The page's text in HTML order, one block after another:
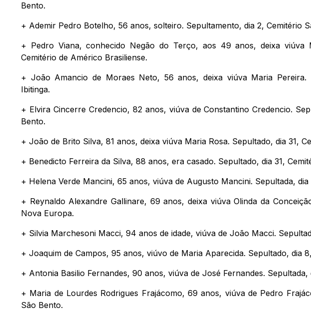
Bento.
+ Ademir Pedro Botelho, 56 anos, solteiro. Sepultamento, dia 2, Cemitério
+ Pedro Viana, conhecido Negão do Terço, aos 49 anos, deixa viúva
Cemitério de Américo Brasiliense.
+ João Amancio de Moraes Neto, 56 anos, deixa viúva Maria Pereira.
Ibitinga.
+ Elvira Cincerre Credencio, 82 anos, viúva de Constantino Credencio.
Bento.
+ João de Brito Silva, 81 anos, deixa viúva Maria Rosa. Sepultado, dia 31,
+ Benedicto Ferreira da Silva, 88 anos, era casado. Sepultado, dia 31,
+ Helena Verde Mancini, 65 anos, viúva de Augusto Mancini. Sepultada, dia
+ Reynaldo Alexandre Gallinare, 69 anos, deixa viúva Olinda da
Nova Europa.
+ Silvia Marchesoni Macci, 94 anos de idade, viúva de João Macci.
+ Joaquim de Campos, 95 anos, viúvo de Maria Aparecida. Sepultado, dia
+ Antonia Basilio Fernandes, 90 anos, viúva de José Fernandes. Sepultada,
+ Maria de Lourdes Rodrigues Frajácomo, 69 anos, viúva de Pedro
São Bento.